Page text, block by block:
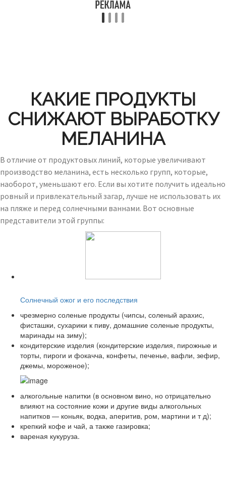
КАКИЕ ПРОДУКТЫ
СНИЖАЮТ ВЫРАБОТКУ
МЕЛАНИНА
В отличие от продуктовых линий, которые увеличивают
производство меланина, есть несколько групп, которые,
наоборот, уменьшают его. Если вы хотите получить идеально
ровный и привлекательный загар, лучше не использовать их
на пляже и перед солнечными ваннами. Вот основные
представители этой группы:
Солнечный ожог и его последствия
чрезмерно соленые продукты (чипсы, соленый арахис,
фисташки, сухарики к пиву, домашние соленые продукты,
маринады на зиму);
кондитерские изделия (кондитерские изделия, пирожные и
торты, пироги и фокачча, конфеты, печенье, вафли, зефир,
джемы, мороженое);
алкогольные напитки (в основном вино, но отрицательно
влияют на состояние кожи и другие виды алкогольных
напитков — коньяк, водка, аперитив, ром, мартини и т д);
крепкий кофе и чай, а также газировка;
вареная кукуруза.